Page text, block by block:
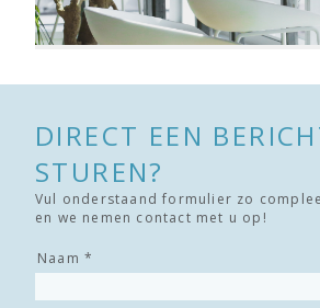
DIRECT EEN
STUREN?
Vul onderstaand formulier zo
en we nemen contact met u op!
Naam *